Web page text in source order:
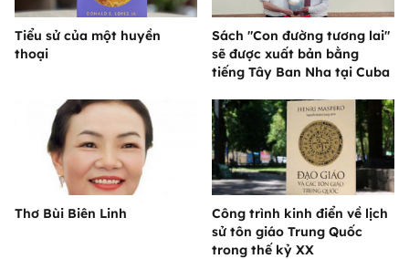
Tiểu sử của một huyền
thoại
Sách "Con đường tương lai"
sẽ được xuất bản bằng
tiếng Tây Ban Nha tại Cuba
Thơ Bùi Biên Linh
Công trình kinh điển về lịch
sử tôn giáo Trung Quốc
trong thế kỷ XX